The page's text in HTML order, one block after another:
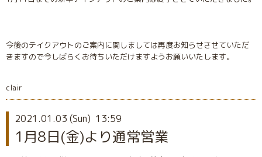
今後のテイクアウトのご案内に関しましては再度お知らせさせていただ
きますので今しばらくお待ちいただけますようお願いいたします。
clair
2021.01.03 (Sun) 13:59
1月8日(金)より通常営業